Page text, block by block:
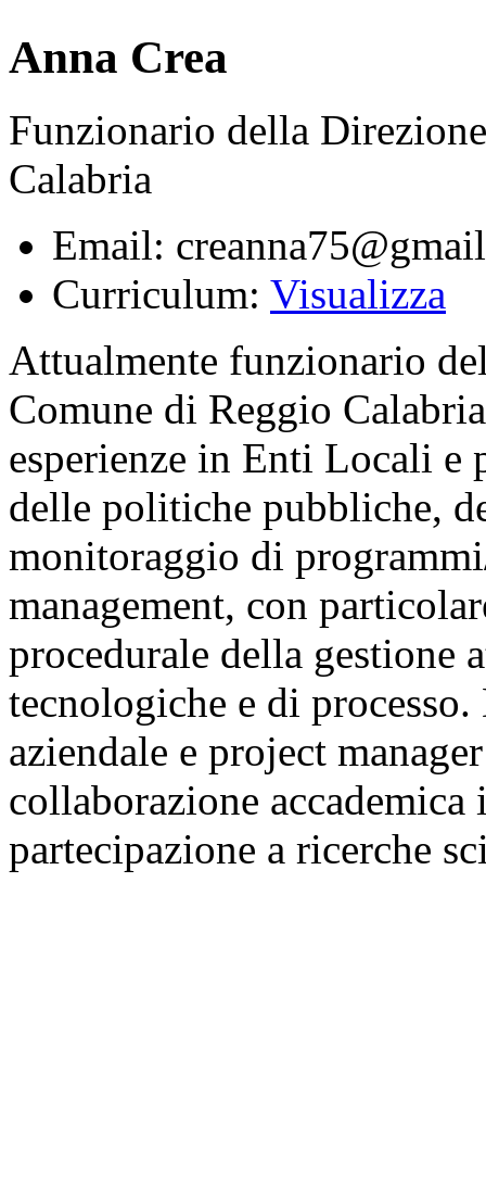
Anna Crea
Funzionario della
Calabria
Email:
Curriculum: Visualizza
Attualmente funzionario
Comune di Reggio
esperienze in Enti Locali
delle politiche pubbliche,
monitoraggio di
management, con
procedurale della gestione
tecnologiche e di
aziendale e project
collaborazione
partecipazione a ricerche